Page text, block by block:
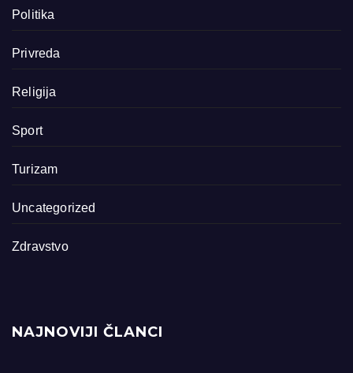
Politika
Privreda
Religija
Sport
Turizam
Uncategorized
Zdravstvo
NAJNOVIJI ČLANCI